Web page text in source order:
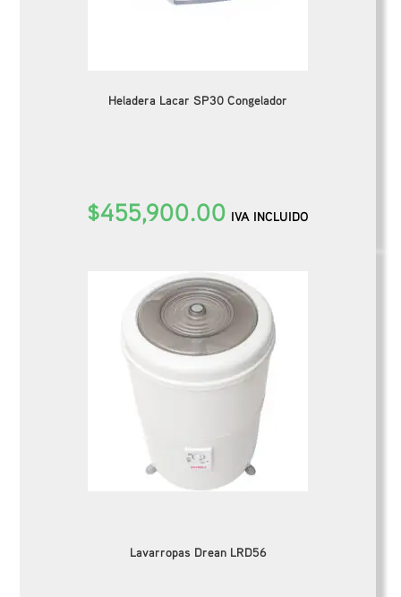
Heladera Lacar SP30 Congelador
$455,900.00 IVA INCLUIDO
Lavarropas Drean LRD56